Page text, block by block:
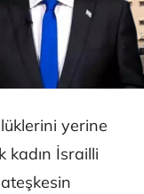
yerine
kadın İsrailli